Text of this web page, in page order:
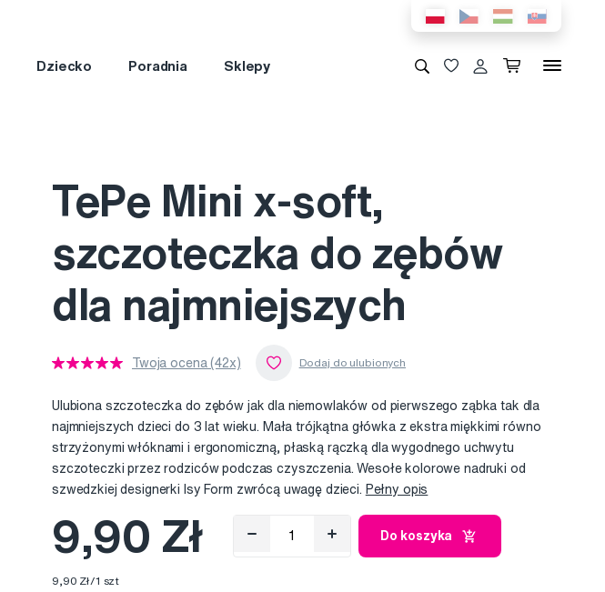
Dziecko Poradnia Sklepy
TePe Mini x-soft,
szczoteczka do zębów
dla najmniejszych
Twoja ocena (42x)
Ulubiona szczoteczka do zębów jak dla niemowlaków od pierwszego ząbka tak dla
najmniejszych dzieci do 3 lat wieku. Mała trójkątna główka z ekstra miękkimi równo
strzyżonymi włóknami i ergonomiczną, płaską rączką dla wygodnego uchwytu
szczoteczki przez rodziców podczas czyszczenia. Wesołe kolorowe nadruki od
szwedzkiej designerki Isy Form zwrócą uwagę dzieci. Pełny opis
9,90 Zł Do koszyka
9,90 Zł/1 szt